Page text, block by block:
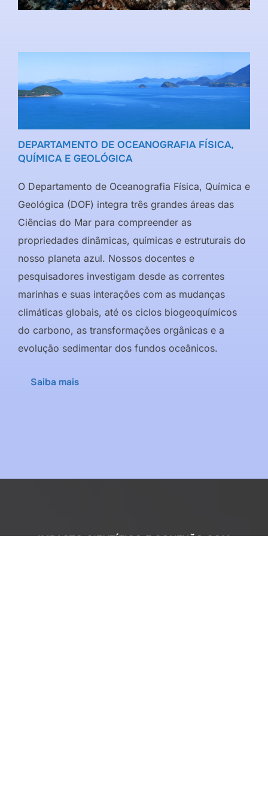
DEPARTAMENTO DE OCEANOGRAFIA FÍSICA,
QUÍMICA E GEOLÓGICA
O Departamento de Oceanografia Física, Química e
Geológica (DOF) integra três grandes áreas das
Ciências do Mar para compreender as
propriedades dinâmicas, químicas e estruturais do
nosso planeta azul. Nossos docentes e
pesquisadores investigam desde as correntes
marinhas e suas interações com as mudanças
climáticas globais, até os ciclos biogeoquímicos
do carbono, as transformações orgânicas e a
evolução sedimentar dos fundos oceânicos.
Saiba mais
IMPACTO CIENTÍFICO E CONEXÃO COM